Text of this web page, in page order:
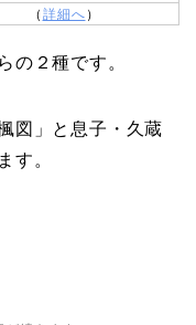
（ 詳細へ ）
の２種です。
図」と息子・久蔵
す。